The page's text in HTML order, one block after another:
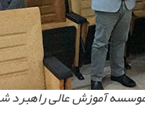
آموزش عالی راهبرد